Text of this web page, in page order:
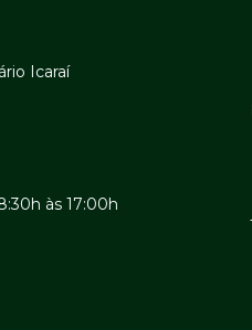
Icaraí
às 17:00h